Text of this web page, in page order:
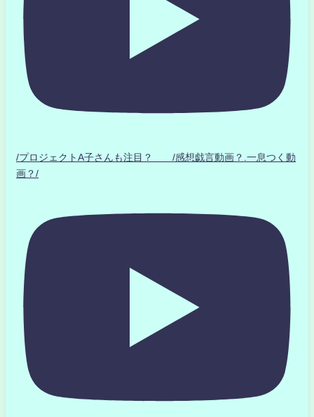
/プロジェクトA子さんも注目？ /感想戯言動画？.一息つく動
画？/